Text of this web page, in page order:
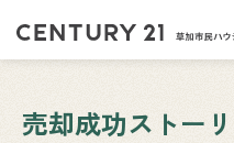
売却成功ストー